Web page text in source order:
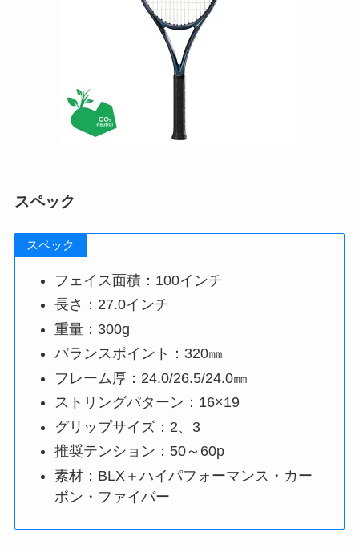
スペック
スペック
フェイス面積：100インチ
長さ：27.0インチ
重量：300g
バランスポイント：320㎜
フレーム厚：24.0/26.5/24.0㎜
ストリングパターン：16×19
グリップサイズ：2、3
推奨テンション：50～60p
素材：BLX＋ハイパフォーマンス・カー
ボン・ファイバー